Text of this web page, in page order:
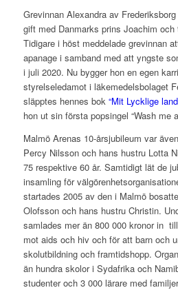
Grevinnan Alexandra av
gift med Danmarks prins Joachim
Tidigare i höst meddelade grevinnan
apanage i samband med att yngste
i juli 2020. Nu bygger hon en egen
styrelseledamot i läkemedelsbolaget
släpptes hennes bok “Mit Lycklige
hon ut sin första popsingel “Wash me
Malmö Arenas 10-årsjubileum var
Percy Nilsson och hans hustru Lotta
75 respektive 60 år. Samtidigt lät de
insamling för
startades 2005 av den i Malmö
Olofsson och hans hustru Christin.
samlades mer än 800 000 kronor in
mot aids och hiv och för att barn och
skolutbildning och framtidshopp.
än hundra skolor i Sydafrika och
studenter och 3 000 lärare med